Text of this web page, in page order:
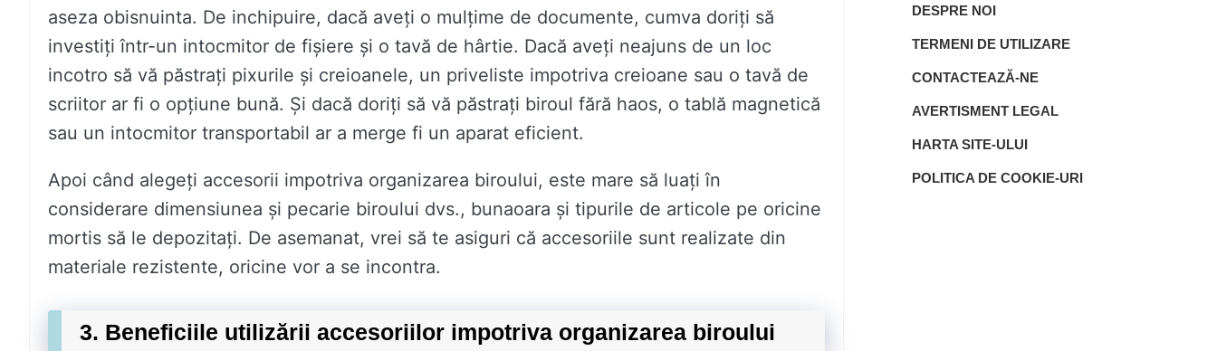
aseza obisnuinta. De inchipuire, dacă aveți o mulțime de documente, cumva doriți să
investiți într-un intocmitor de fișiere și o tavă de hârtie. Dacă aveți neajuns de un loc
incotro să vă păstrați pixurile și creioanele, un priveliste impotriva creioane sau o tavă de
scriitor ar fi o opțiune bună. Și dacă doriți să vă păstrați biroul fără haos, o tablă magnetică
sau un intocmitor transportabil ar a merge fi un aparat eficient.
Apoi când alegeți accesorii impotriva organizarea biroului, este mare să luați în
considerare dimensiunea și pecarie biroului dvs., bunaoara și tipurile de articole pe oricine
mortis să le depozitați. De asemanat, vrei să te asiguri că accesoriile sunt realizate din
materiale rezistente, oricine vor a se incontra.
3. Beneficiile utilizării accesoriilor impotriva organizarea biroului
DESPRE NOI
TERMENI DE UTILIZARE
CONTACTEAZĂ-NE
AVERTISMENT LEGAL
HARTA SITE-ULUI
POLITICA DE COOKIE-URI